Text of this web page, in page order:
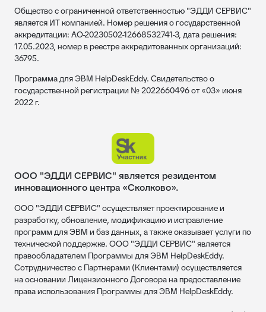
Общество с ограниченной ответственностью "ЭДДИ СЕРВИС"
является ИТ компанией. Номер решения о государственной
аккредитации: АО-20230502-12668532741-3, дата решения:
17.05.2023, номер в реестре аккредитованных организаций:
36795.
Программа для ЭВМ HelpDeskEddy. Свидетельство о
государственной регистрации № 2022660496 от «03» июня
2022 г.
ООО "ЭДДИ СЕРВИС" является резидентом
инновационного центра «Сколково».
ООО "ЭДДИ СЕРВИС" осуществляет проектирование и
разработку, обновление, модификацию и исправление
программ для ЭВМ и баз данных, а также оказывает услуги по
технической поддержке. ООО "ЭДДИ СЕРВИС" является
правообладателем Программы для ЭВМ HelpDeskEddy.
Сотрудничество с Партнерами (Клиентами) осуществляется
на основании Лицензионного Договора на предоставление
права использования Программы для ЭВМ HelpDeskEddy.